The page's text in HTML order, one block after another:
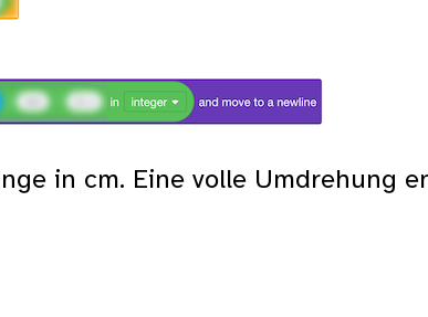
in cm. Eine volle Umdrehung